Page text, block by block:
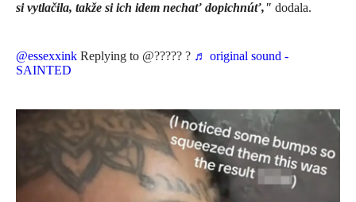
si vytlačila, takže si ich idem nechať dopichnúť," dodala.
@essexxink Replying to @????? ? ♬ original sound -
SAINTED